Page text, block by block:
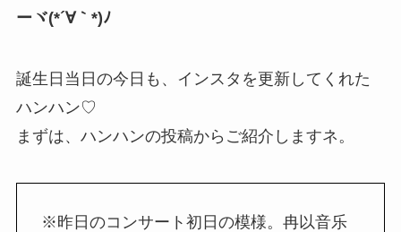
ーヾ(*´∀｀*)ﾉ
誕生日当日の今日も、インスタを更新してくれた
ハンハン♡
まずは、ハンハンの投稿からご紹介しますネ。
※昨日のコンサート初日の模様。冉以音乐